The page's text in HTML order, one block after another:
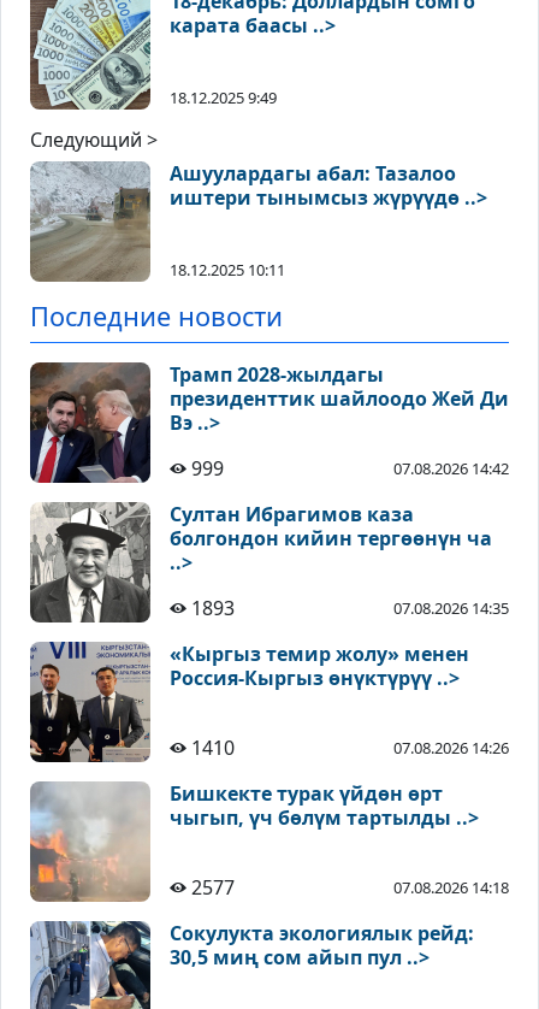
карата баасы ..>
18.12.2025 9:49
Следующий >
Ашуулардагы абал: Тазалоо
иштери тынымсыз жүрүүдө ..>
18.12.2025 10:11
Последние новости
Трамп 2028-жылдагы
президенттик шайлоодо Жей Ди
Вэ ..>
999
07.08.2026 14:42
Султан Ибрагимов каза
болгондон кийин тергөөнүн ча
..>
1893
07.08.2026 14:35
«Кыргыз темир жолу» менен
Россия-Кыргыз өнүктүрүү ..>
1410 07.08.2026 14:26
Бишкекте турак үйдөн өрт
чыгып, үч бөлүм тартылды ..>
2577 07.08.2026 14:18
Сокулукта экологиялык рейд:
30,5 миң сом айып пул ..>